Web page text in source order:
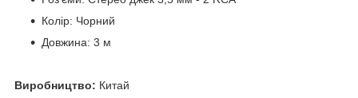
Колір: Чорний
Довжина: 3 м
Виробництво: Китай